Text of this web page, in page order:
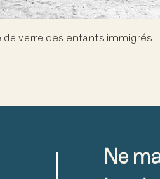
Aperçu
verre des enfants immigrés
Ne